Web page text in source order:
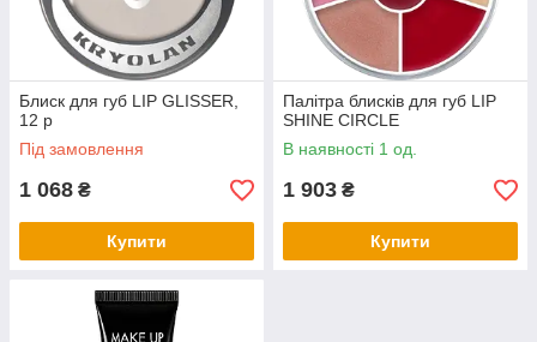
Блиск для губ LIP GLISSER,
12 р
Під замовлення
1 068 ₴
Купити
Палітра блисків для губ LIP
SHINE CIRCLE
В наявності 1 од.
1 903 ₴
Купити